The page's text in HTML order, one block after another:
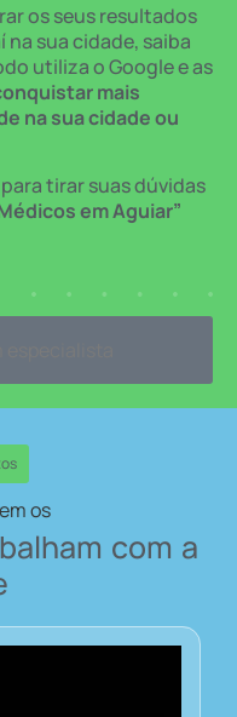
os seus resultados
na sua cidade, saiba
utiliza o Google e as
mais
na sua cidade ou
tirar suas dúvidas
em Aguiar”
os
com a